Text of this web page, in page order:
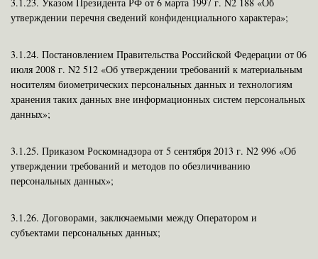
утверждении перечня сведений конфиденциального характера»;
3.1.24. Постановлением Правительства Российской Федерации от 06
июля 2008 г. N2 512 «Об утверждении требований к материальным
носителям биометрических персональных данных и технологиям
хранения таких данных вне информационных систем персональных
данных»;
3.1.25. Приказом Роскомнадзора от 5 сентября 2013 г. N2 996 «Об
утверждении требований и методов по обезличиванию
персональных данных»;
3.1.26. Договорами, заключаемыми между Оператором и
субъектами персональных данных;